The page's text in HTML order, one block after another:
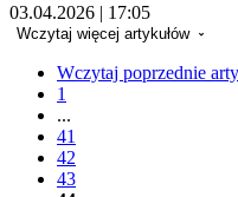
03.04.2026 | 17:05
Wczytaj więcej artykułów
Wczytaj poprzednie
1
...
41
42
43